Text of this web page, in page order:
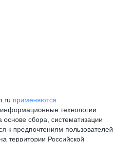
применяются
технологии
сбора, систематизации
к предпочтениям пользователей
территории Российской